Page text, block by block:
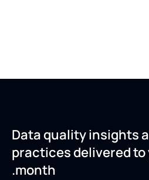
Data quality insights
practices delivered
month.